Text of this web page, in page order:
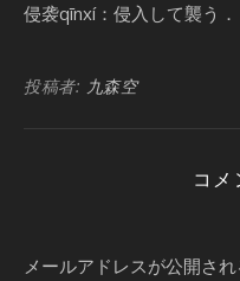
侵袭qīnxí：侵入して襲う．
投稿者: 九森空
コメ
メールアドレスが公開され